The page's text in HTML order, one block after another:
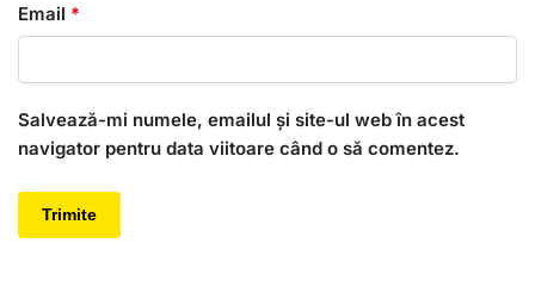
Email *
Salvează-mi numele, emailul și site-ul web în acest
navigator pentru data viitoare când o să comentez.